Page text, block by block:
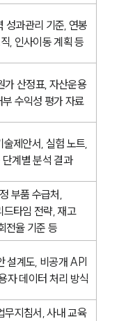
성과관리 기준, 연봉
, 인사이동 계획 등
가 산정표, 자산운용
부 수익성 평가 자료
술제안서, 실험 노트,
단계별 분석 결과
부품 수급처,
드타임 전략, 재고
전율 기준 등
설계도, 비공개 API
자 데이터 처리 방식
무지침서, 사내 교육